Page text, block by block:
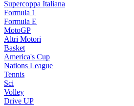
Supercoppa Italiana
Formula 1
Formula E
MotoGP
Altri Motori
Basket
America's Cup
Nations League
Tennis
Sci
Volley
Drive UP